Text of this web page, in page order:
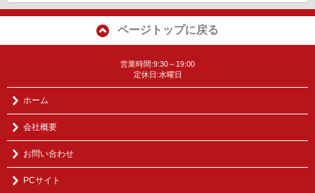
ページトップに戻る
営業時間:9:30～19:00
定休日:水曜日
ホーム
会社概要
お問い合わせ
PCサイト